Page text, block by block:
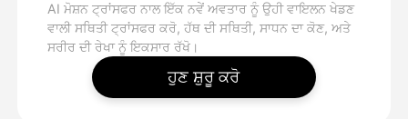
AI ਮੋਸ਼ਨ ਟ੍ਰਾਂਸਫਰ ਨਾਲ ਇੱਕ ਨਵੇਂ ਅਵਤਾਰ ਨੂੰ ਉਹੀ ਵਾਇਲਨ ਖੇਡਣ
ਵਾਲੀ ਸਥਿਤੀ ਟ੍ਰਾਂਸਫਰ ਕਰੋ, ਹੱਥ ਦੀ ਸਥਿਤੀ, ਸਾਧਨ ਦਾ ਕੋਣ, ਅਤੇ
ਸਰੀਰ ਦੀ ਰੇਖਾ ਨੂੰ ਇਕਸਾਰ ਰੱਖੋ।
ਹੁਣ ਸ਼ੁਰੂ ਕਰੋ